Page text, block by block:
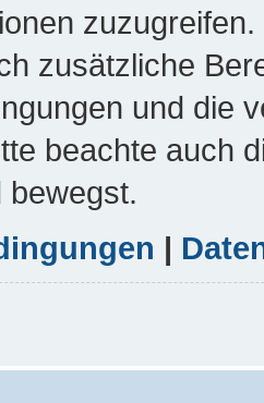
zusätzliche
und die
beachte auch
bewegst.
|